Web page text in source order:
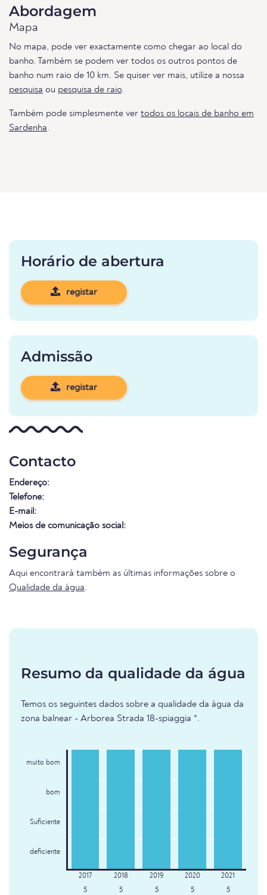
Abordagem
Mapa
No mapa, pode ver exactamente como chegar ao local do
banho. Também se podem ver todos os outros pontos de
banho num raio de 10 km. Se quiser ver mais, utilize a nossa
pesquisa ou pesquisa de raio.
Também pode simplesmente ver todos os locais de banho em
Sardenha.
Horário de abertura
registar
Admissão
registar
Contacto
Endereço:
Telefone:
E-mail:
Meios de comunicação social:
Segurança
Aqui encontrará também as últimas informações sobre o
Qualidade da água.
Resumo da qualidade da água
Temos os seguintes dados sobre a qualidade da água da
zona balnear - Arborea Strada 18-spiaggia *.
muito bom
bom
Suficiente
deficiente
5 5 5 5 5